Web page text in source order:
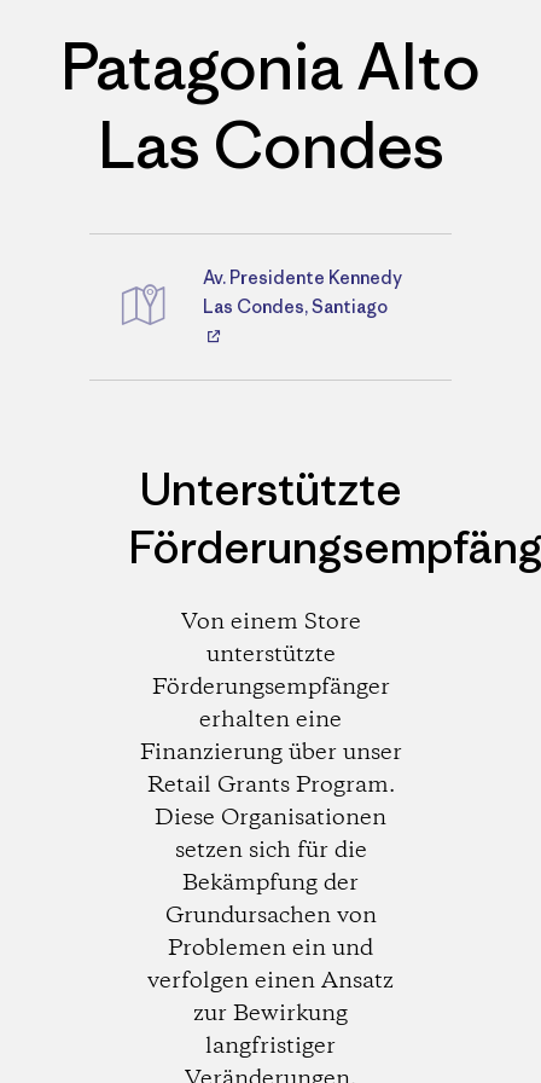
Patagonia Alto
Las Condes
Wegbeschreibungen
Av. Presidente Kennedy
Las Condes, Santiago
Unterstützte
Von einem Store
unterstützte
Förderungsempfänger
erhalten eine
Finanzierung über unser
Retail Grants Program.
Diese Organisationen
setzen sich für die
Bekämpfung der
Grundursachen von
Problemen ein und
verfolgen einen Ansatz
zur Bewirkung
langfristiger